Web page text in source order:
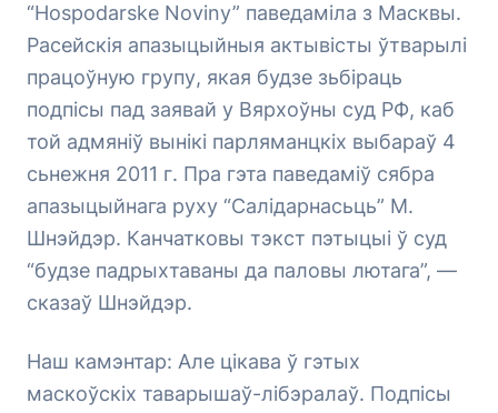
“Hospodarske Noviny” паведаміла з Масквы.
Расейскія апазыцыйныя актывісты ўтварылі
працоўную групу, якая будзе зьбіраць
подпісы пад заявай у Вярхоўны суд РФ, каб
той адмяніў вынікі парляманцкіх выбараў 4
сьнежня 2011 г. Пра гэта паведаміў сябра
апазыцыйнага руху “Салідарнасьць” М.
Шнэйдэр. Канчатковы тэкст пэтыцыі ў суд
“будзе падрыхтаваны да паловы лютага”, —
сказаў Шнэйдэр.
Наш камэнтар: Але цікава ў гэтых
маскоўскіх таварышаў-лібэралаў. Подпісы